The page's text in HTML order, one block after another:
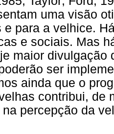
uma visão
e para a velhice.
e sociais. Mas
maior divulgação
ser
ainda que o
contribui, de
percepção da